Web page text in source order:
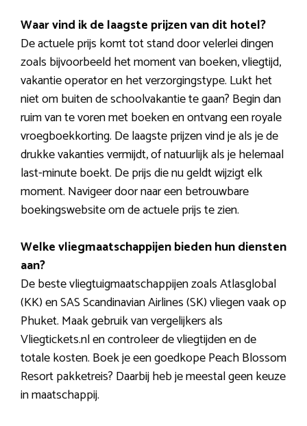
Waar vind ik de laagste prijzen van dit hotel?
De actuele prijs komt tot stand door velerlei dingen
zoals bijvoorbeeld het moment van boeken, vliegtijd,
vakantie operator en het verzorgingstype. Lukt het
niet om buiten de schoolvakantie te gaan? Begin dan
ruim van te voren met boeken en ontvang een royale
vroegboekkorting. De laagste prijzen vind je als je de
drukke vakanties vermijdt, of natuurlijk als je helemaal
last-minute boekt. De prijs die nu geldt wijzigt elk
moment. Navigeer door naar een betrouwbare
boekingswebsite om de actuele prijs te zien.
Welke vliegmaatschappijen bieden hun diensten
aan?
De beste vliegtuigmaatschappijen zoals Atlasglobal
(KK) en SAS Scandinavian Airlines (SK) vliegen vaak op
Phuket. Maak gebruik van vergelijkers als
Vliegtickets.nl en controleer de vliegtijden en de
totale kosten. Boek je een goedkope Peach Blossom
Resort pakketreis? Daarbij heb je meestal geen keuze
in maatschappij.